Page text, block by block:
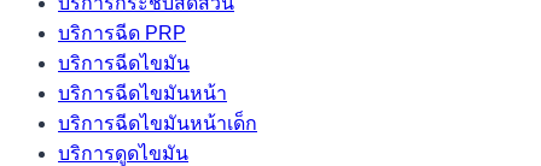
บริการฉีด PRP
บริการฉีดไขมัน
บริการฉีดไขมันหน้า
บริการฉีดไขมันหน้าเด็ก
บริการดูดไขมัน